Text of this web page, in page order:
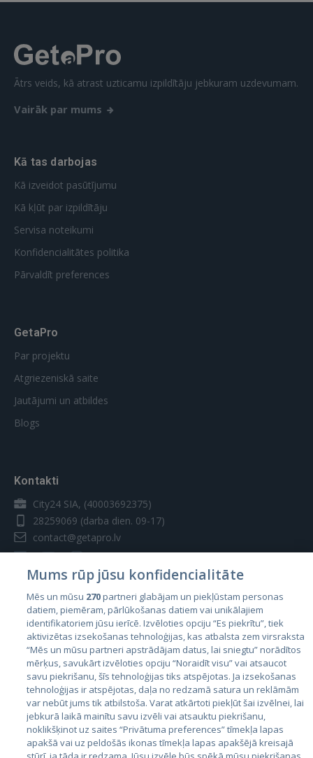
Ātrs veids, kā atrast uzticamu izpildītāju jebkuram uzdevumam.
Vairāk par mums
Kā tas darbojas
Kā izveidot pasūtījumu
Kā kļūt par izpildītāju
Servisa noteikumi
Konfidencialitātes politika
Pārvaldīt preferences
GetaPro
Par projektu
Atgriezeniskā saite
Jautājumi un atbildes
Blogs
Kontakti
City24 SIA, (40003692375)
28259069 (darba dien. 09-17)
contact@getapro.lv
Valstis
Igaunija
Latvija
Lietuva
Mums rūp jūsu konfidencialitāte
Mēs un mūsu 270partneri glabājam un piekļūstam personas
datiem, piemēram, pārlūkošanas datiem vai unikālajiem
identifikatoriem jūsu ierīcē. Izvēloties opciju “Es piekrītu”, tiek
aktivizētas izsekošanas tehnoloģijas, kas atbalsta zem virsraksta
“Mēs un mūsu partneri apstrādājam datus, lai sniegtu” norādītos
mērķus, savukārt izvēloties opciju “Noraidīt visu” vai atsaucot
savu piekrišanu, šīs tehnoloģijas tiks atspējotas. Ja izsekošanas
tehnoloģijas ir atspējotas, daļa no redzamā satura un reklāmām
var nebūt jums tik atbilstoša. Varat atkārtoti piekļūt šai izvēlnei, lai
jebkurā laikā mainītu savu izvēli vai atsauktu piekrišanu,
noklikšķinot uz saites “Privātuma preferences” tīmekļa lapas
apakšā vai uz peldošās ikonas tīmekļa lapas apakšējā kreisajā